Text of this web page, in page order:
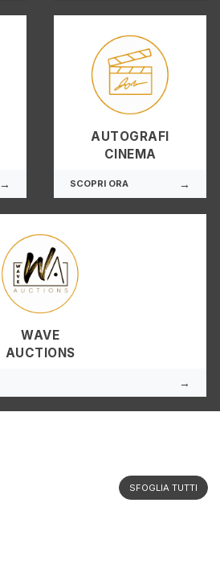
→
AUTOGRAFI
CINEMA
SCOPRI ORA →
WAVE
AUCTIONS
→
SFOGLIA TUTTI